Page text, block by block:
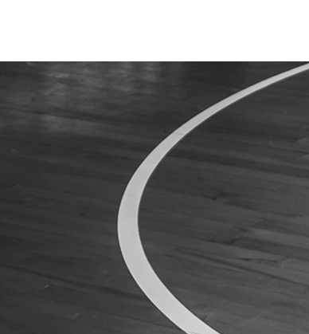
SELEÇÕES
MINIBASQUETE
ÁREA TÉCNICA
PROJETOS